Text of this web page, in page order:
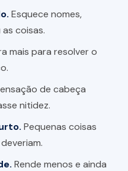
Esquece nomes,
coisas.
mais para resolver o
de cabeça
nitidez.
Pequenas coisas
Rende menos e ainda